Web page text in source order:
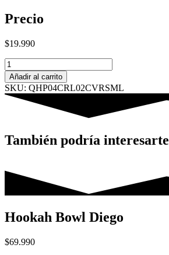
Precio
$19.990
Cubierta
de
viento
pequeña
Añadir al carrito
SKU: QHP04CRL02CVRSML
También podría interesarte
Hookah Bowl Diego
$69.990